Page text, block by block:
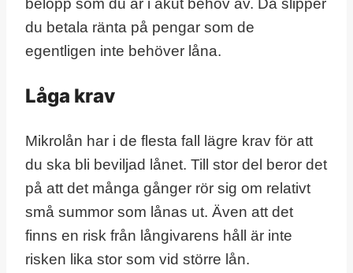
du betala ränta på pengar som de
egentligen inte behöver låna.
Låga krav
Mikrolån har i de flesta fall lägre krav för att
du ska bli beviljad lånet. Till stor del beror det
på att det många gånger rör sig om relativt
små summor som lånas ut. Även att det
finns en risk från långivarens håll är inte
risken lika stor som vid större lån.